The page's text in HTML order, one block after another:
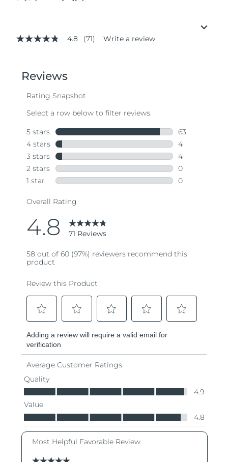
4.8
stars,
average
value.
Same
page
link.
4.8 (71) Write a review